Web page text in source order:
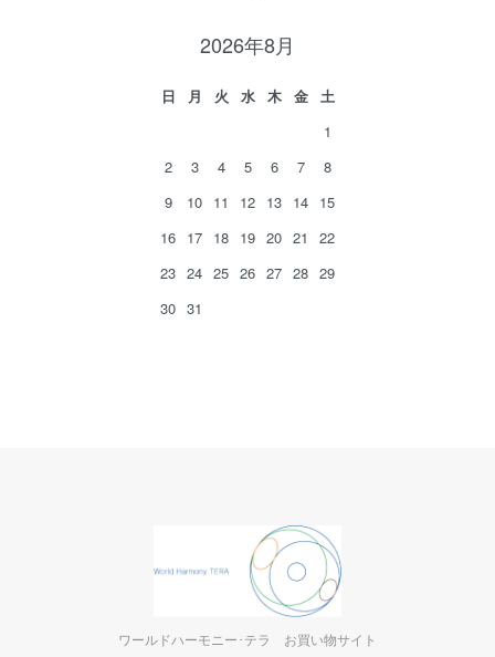
2026年8月
日 月 火 水 木 金
土
1
2
3 4 5 6 7
8
9
10 11 12 13 14 15
16 17 18 19 20 21
22
23 24 25 26 27 28 29
30 31
ワールドハーモニー･テラ お買い物サイト